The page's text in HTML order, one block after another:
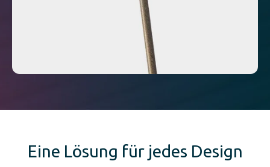
Eine Lösung für jedes Design